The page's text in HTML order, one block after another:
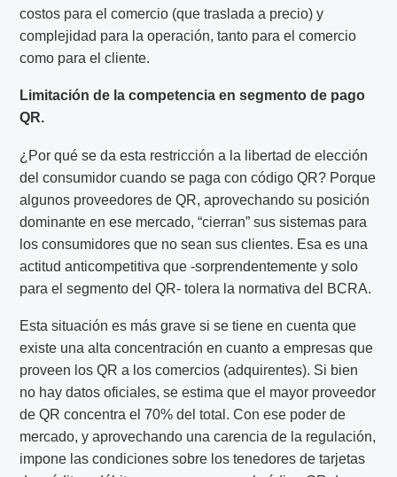
costos para el comercio (que traslada a precio) y
complejidad para la operación, tanto para el comercio
como para el cliente.
Limitación de la competencia en segmento de pago
QR.
¿Por qué se da esta restricción a la libertad de elección
del consumidor cuando se paga con código QR? Porque
algunos proveedores de QR, aprovechando su posición
dominante en ese mercado, “cierran” sus sistemas para
los consumidores que no sean sus clientes. Esa es una
actitud anticompetitiva que -sorprendentemente y solo
para el segmento del QR- tolera la normativa del BCRA.
Esta situación es más grave si se tiene en cuenta que
existe una alta concentración en cuanto a empresas que
proveen los QR a los comercios (adquirentes). Si bien
no hay datos oficiales, se estima que el mayor proveedor
de QR concentra el 70% del total. Con ese poder de
mercado, y aprovechando una carencia de la regulación,
impone las condiciones sobre los tenedores de tarjetas